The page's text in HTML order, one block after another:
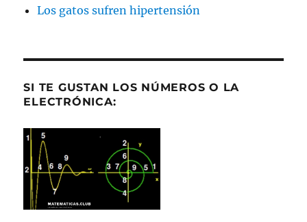
Los gatos sufren hipertensión
SI TE GUSTAN LOS NÚMEROS O LA
ELECTRÓNICA: